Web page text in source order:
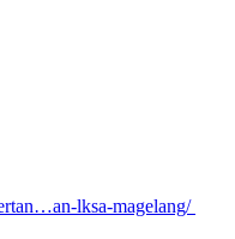
lksa-magelang/